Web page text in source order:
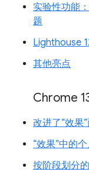
实验性功能
题
Lighthouse
其他亮点
Chrome
改进了“效果
“效果”中的
按阶段划分